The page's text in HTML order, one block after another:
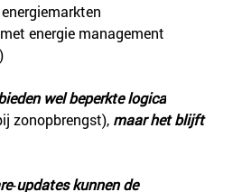
energie management
wel beperkte logica
zonopbrengst), maar het blijft
kunnen de